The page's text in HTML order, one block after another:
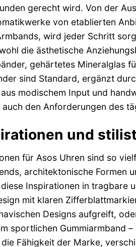
gerecht wird. Von der
von etablierten
wird jeder Schritt
die ästhetische
gehärtetes Mineralglas
sind Standard, ergänzt
modischem Input und
auch den Anforderungen des
und
für Asos Uhren sind so
architektonische Formen
Inspirationen in tragbare
mit klaren
Designs aufgreift,
sportlichen Gummiarmband
Fähigkeit der Marke,